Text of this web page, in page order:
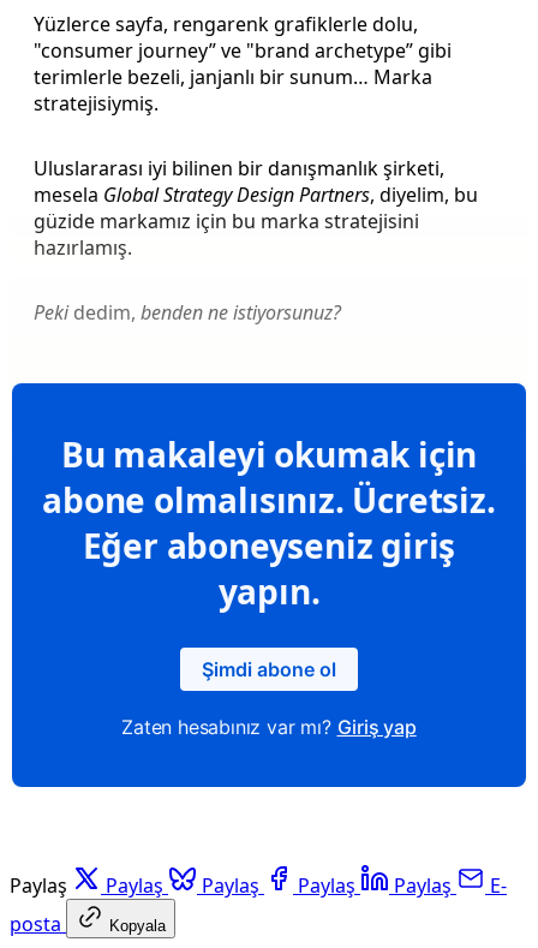
Yüzlerce sayfa, rengarenk grafiklerle dolu,
"consumer journey” ve "brand archetype” gibi
terimlerle bezeli, janjanlı bir sunum… Marka
stratejisiymiş.
Uluslararası iyi bilinen bir danışmanlık şirketi,
mesela Global Strategy Design Partners, diyelim, bu
güzide markamız için bu marka stratejisini
hazırlamış.
Pekidedim, benden ne istiyorsunuz?
Bu makaleyi okumak için
abone olmalısınız. Ücretsiz.
Eğer aboneyseniz giriş
yapın.
Şimdi abone ol
Zaten hesabınız var mı? Giriş yap
Paylaş Paylaş Paylaş Paylaş Paylaş
E-
posta
Kopyala